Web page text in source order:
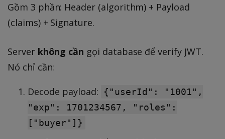
Gồm 3 phần: Header (algorithm) + Payload
(claims) + Signature.
Server không cần gọi database để verify JWT.
Nó chỉ cần:
Decode payload:
{"userId": "1001",
"exp": 1701234567, "roles":
["buyer"]}